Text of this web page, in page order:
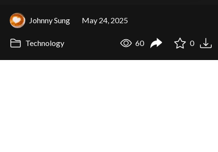
Johnny Sung May 24, 2025
Technology 60 0